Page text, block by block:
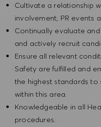
Cultivate a relationship
involvement, PR events
Continually evaluate
and actively recruit
Ensure all relevant
Safety are fulfilled and
the highest standards
within this area.
Knowledgeable in all
procedures.